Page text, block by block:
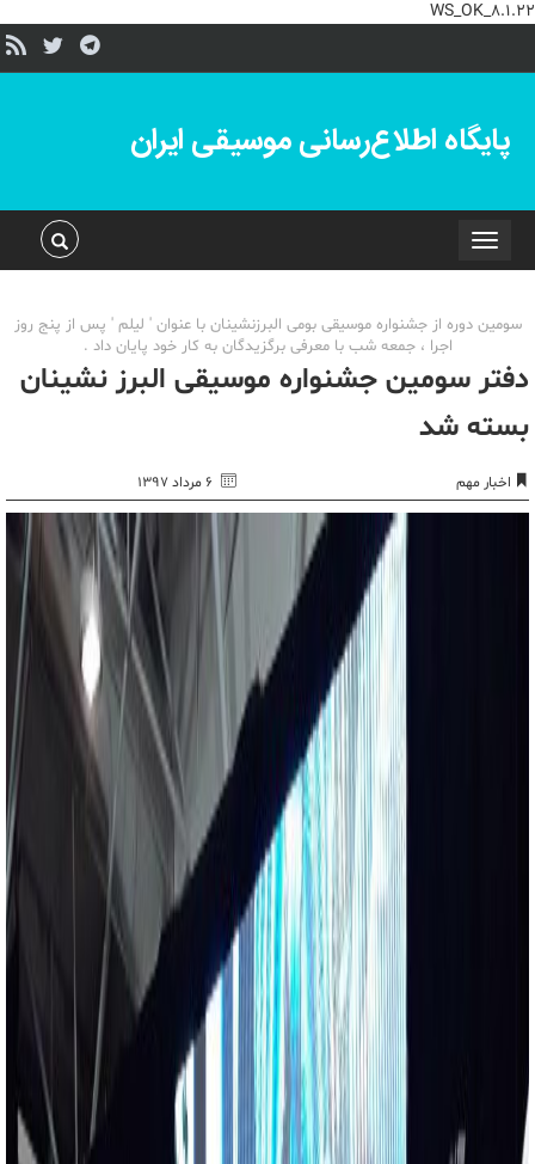
WS_OK_8.1.22
پایگاه اطلاع‌رسانی موسیقی ایران
Toggle
navigation
سومین دوره از جشنواره موسیقی بومی البرزنشینان با عنوان ' لیلم ' پس از پنج روز
اجرا ، جمعه شب با معرفی برگزیدگان به کار خود پایان داد .
دفتر سومین جشنواره موسیقی البرز نشینان
بسته شد
اخبار مهم ۶ مرداد ۱۳۹۷